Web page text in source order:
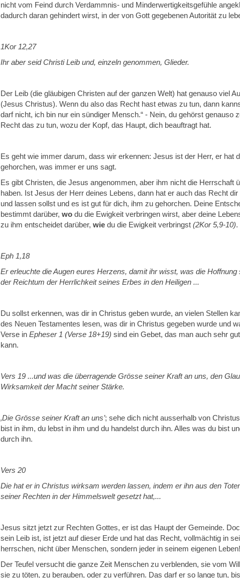
nicht vom Feind durch Verdammnis- und Minderwertigkeitsgefühle
dadurch daran gehindert wirst, in der von Gott gegebenen Autorität zu
1Kor 12,27
Ihr aber seid Christi Leib und, einzeln genommen, Glieder.
Der Leib (die gläubigen Christen auf der ganzen Welt) hat genauso viel
(Jesus Christus). Wenn du also das Recht hast etwas zu tun, dann
darf nicht, ich bin nur ein sündiger Mensch.“ - Nein, du gehörst genauso
Recht das zu tun, wozu der Kopf, das Haupt, dich beauftragt hat.
Es geht wie immer darum, dass wir erkennen: Jesus ist der Herr, er hat
gehorchen, was immer er uns sagt.
Es gibt Christen, die Jesus angenommen, aber ihm nicht die Herrschaft
haben. Ist Jesus der Herr deines Lebens, dann hat er auch das Recht
und lassen sollst und es ist gut für dich, ihm zu gehorchen. Deine
bestimmt darüber, wo du die Ewigkeit verbringen wirst, aber deine
zu ihm entscheidet darüber, wie du die Ewigkeit verbringst (2Kor 5,9-10).
Eph 1,18
Er erleuchte die Augen eures Herzens, damit ihr wisst, was die Hoffnung
der Reichtum der Herrlichkeit seines Erbes in den Heiligen ...
Du sollst erkennen, was dir in Christus geben wurde, an vielen Stellen
des Neuen Testamentes lesen, was dir in Christus gegeben wurde und
Verse in Epheser 1 (Verse 18+19) sind ein Gebet, das man auch sehr
kann.
Vers 19 ...und was die überragende Grösse seiner Kraft an uns, den
Wirksamkeit der Macht seiner Stärke.
‚Die Grösse seiner Kraft an uns’; sehe dich nicht ausserhalb von
bist in ihm, du lebst in ihm und du handelst durch ihn. Alles was du bist
durch ihn.
Vers 20
Die hat er in Christus wirksam werden lassen, indem er ihn aus den
seiner Rechten in der Himmelswelt gesetzt hat,...
Jesus sitzt jetzt zur Rechten Gottes, er ist das Haupt der Gemeinde.
sein Leib ist, ist jetzt auf dieser Erde und hat das Recht, vollmächtig in
herrschen, nicht über Menschen, sondern jeder in seinem eigenen Leben!
Der Teufel versucht die ganze Zeit Menschen zu verblenden, sie vom
sie zu töten, zu berauben, oder zu verführen. Das darf er so lange tun,